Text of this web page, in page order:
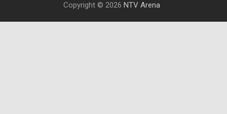
Copyright © 2026 NTV Arena